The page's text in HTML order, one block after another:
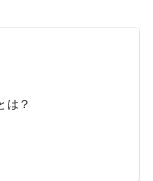
科検査と併用して行
は？